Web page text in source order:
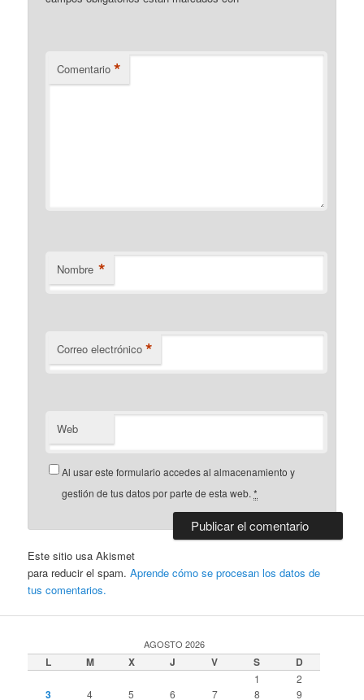
Comentario *
Nombre *
Correo electrónico *
Web
Al usar este formulario accedes al almacenamiento y
gestión de tus datos por parte de esta web.*
Este sitio usa Akismet
para reducir el spam.Aprende cómo se procesan los datos de
tus comentarios.
AGOSTO 2026
L M X J V S D
1 2
3 4 5 6 7 8 9